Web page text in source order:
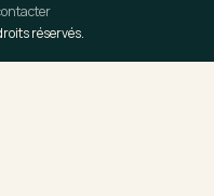
réservés.